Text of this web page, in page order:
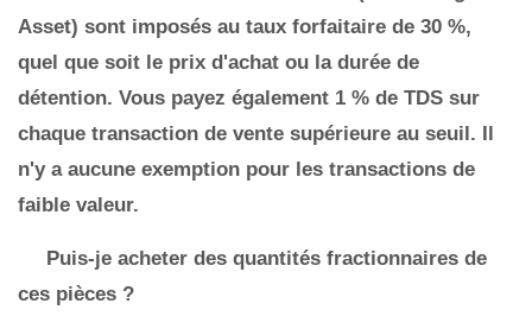
Asset) sont imposés au taux forfaitaire de 30 %,
quel que soit le prix d'achat ou la durée de
détention. Vous payez également 1 % de TDS sur
chaque transaction de vente supérieure au seuil. Il
n'y a aucune exemption pour les transactions de
faible valeur.
Puis-je acheter des quantités fractionnaires de
ces pièces ?